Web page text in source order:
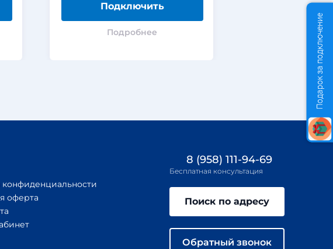
Подключить
Подробнее
оферта
8 (958) 111-94-69
Бесплатная консультация
Поиск по адресу
Обратный звонок
Подарок за подключение